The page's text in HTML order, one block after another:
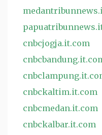
cnbcjogja.it.com
cnbckaltim.it.com
cnbcmedan.it.com
cnbckalbar.it.com